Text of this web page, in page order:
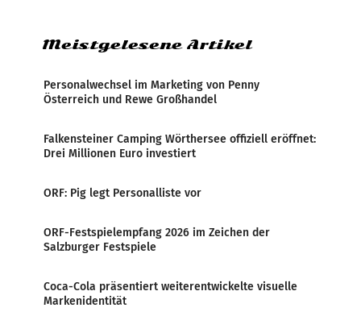
Meistgelesene Artikel
Personalwechsel im Marketing von Penny
Österreich und Rewe Großhandel
Falkensteiner Camping Wörthersee offiziell eröffnet:
Drei Millionen Euro investiert
ORF: Pig legt Personalliste vor
ORF-Festspielempfang 2026 im Zeichen der
Salzburger Festspiele
Coca-Cola präsentiert weiterentwickelte visuelle
Markenidentität